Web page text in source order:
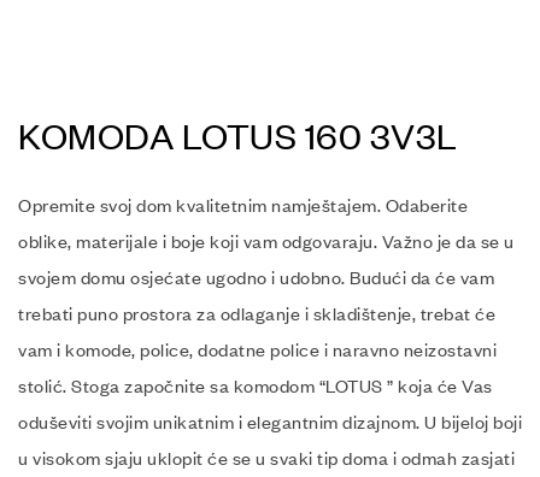
KOMODA LOTUS 160 3V3L
Opremite svoj dom kvalitetnim namještajem. Odaberite
oblike, materijale i boje koji vam odgovaraju. Važno je da se u
svojem domu osjećate ugodno i udobno. Budući da će vam
trebati puno prostora za odlaganje i skladištenje, trebat će
vam i komode, police, dodatne police i naravno neizostavni
stolić. Stoga započnite sa komodom “LOTUS ” koja će Vas
oduševiti svojim unikatnim i elegantnim dizajnom. U bijeloj boji
u visokom sjaju uklopit će se u svaki tip doma i odmah zasjati